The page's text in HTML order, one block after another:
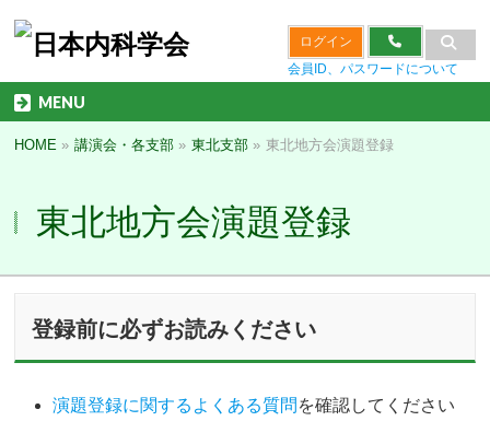
ログイン
会員ID、パスワードについて
MENU
HOME » 講演会・各支部 » 東北支部 » 東北地方会演題登録
東北地方会演題登録
登録前に必ずお読みください
演題登録に関するよくある質問 を確認してください